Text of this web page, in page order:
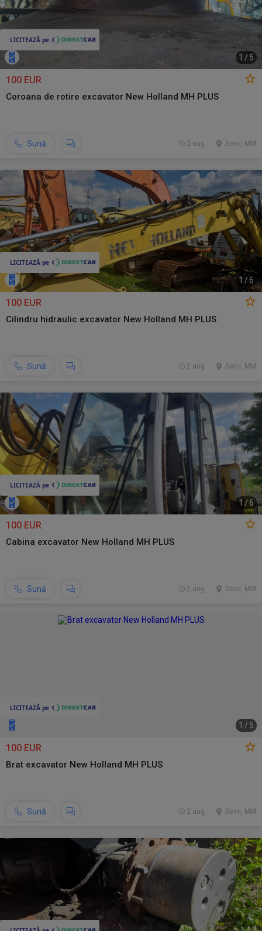
1 / 5
100 EUR
Coroana de rotire excavator New Holland MH PLUS
Sună Seini, MM
2 aug.
1 /6
100 EUR
Cilindru hidraulic excavator New Holland MH PLUS
Sună Seini, MM
2 aug.
1 /6
100 EUR
Cabina excavator New Holland MH PLUS
Sună Seini, MM
2 aug.
1 / 5
100 EUR
Brat excavator New Holland MH PLUS
Sună Seini, MM
2 aug.